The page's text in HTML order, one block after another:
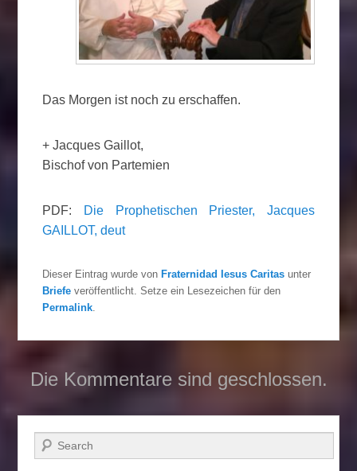
Das Morgen ist noch zu erschaffen.
+ Jacques Gaillot,
Bischof von Partemien
PDF:
Die Prophetischen Priester, Jacques
GAILLOT, deut
Dieser Eintrag wurde von Fraternidad Iesus Caritas unter
Briefe veröffentlicht. Setze ein Lesezeichen für den
Permalink.
Die Kommentare sind geschlossen.
Suchen